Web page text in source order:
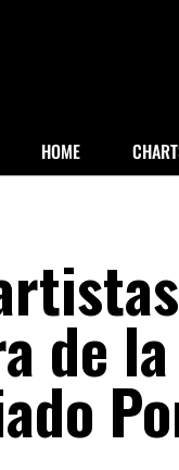
HOME
de